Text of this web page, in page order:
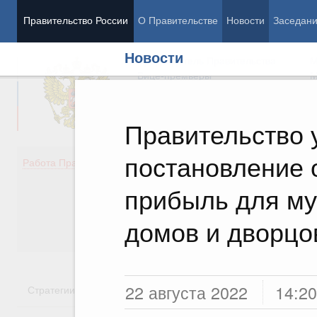
Правительство России О Правительстве Новости
Новости
Правительство
постановление
прибыль для
домов и
22 августа 2022 14:20
Председатель Правительства
Вице-премьеры
Работа Правительства
Демография
Здоровье
Культура
Государство
Стратегии Государственные программы